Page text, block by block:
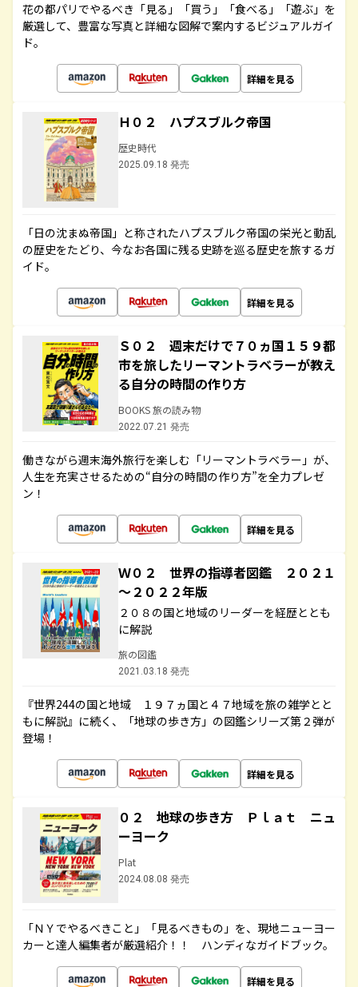
花の都パリでやるべき「見る」「買う」「食べる」「遊ぶ」を
厳選して、豊富な写真と詳細な図解で案内するビジュアルガイ
ド。
詳細を見る
Ｈ０２ ハプスブルク帝国
歴史時代
2025.09.18 発売
「日の沈まぬ帝国」と称されたハプスブルク帝国の栄光と動乱
の歴史をたどり、今なお各国に残る史跡を巡る歴史を旅するガ
イド。
詳細を見る
Ｓ０２ 週末だけで７０ヵ国１５９都
市を旅したリーマントラベラーが教え
る自分の時間の作り方
BOOKS 旅の読み物
2022.07.21 発売
働きながら週末海外旅行を楽しむ「リーマントラベラー」が、
人生を充実させるための“自分の時間の作り方”を全力プレゼ
ン！
詳細を見る
Ｗ０２ 世界の指導者図鑑 ２０２１
～２０２２年版
２０８の国と地域のリーダーを経歴ととも
に解説
旅の図鑑
2021.03.18 発売
『世界244の国と地域 １９７ヵ国と４７地域を旅の雑学とと
もに解説』に続く、「地球の歩き方」の図鑑シリーズ第２弾が
登場！
詳細を見る
０２ 地球の歩き方 Ｐｌａｔ ニュ
ーヨーク
Plat
2024.08.08 発売
「ＮＹでやるべきこと」「見るべきもの」を、現地ニューヨー
カーと達人編集者が厳選紹介！！ ハンディなガイドブック。
詳細を見る